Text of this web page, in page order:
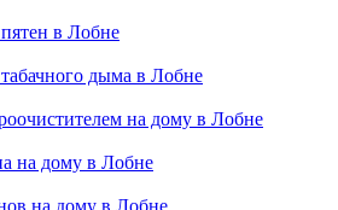
в Лобне
дыма в Лобне
на дому в Лобне
на дому в Лобне
на дому в Лобне